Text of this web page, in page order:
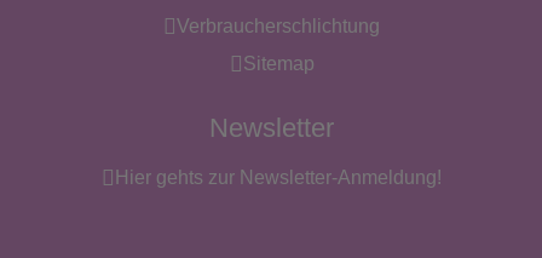
Verbraucherschlichtung
Sitemap
Newsletter
Hier gehts zur Newsletter-Anmeldung!